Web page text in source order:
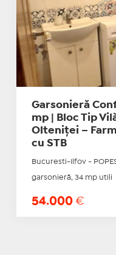
Garsonieră
mp | Bloc Tip
Olteniței –
cu STB
Bucuresti-Ilfov -
garsonieră, 34 mp utili
54.000 €